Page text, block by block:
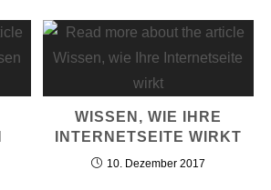
WISSEN, WIE IHRE
INTERNETSEITE WIRKT
10. Dezember 2017